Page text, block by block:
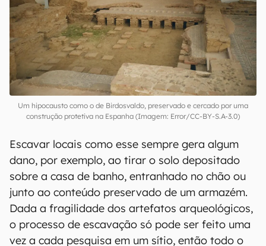
Um hipocausto como o de Birdosvaldo, preservado e cercado por uma
construção protetiva na Espanha (Imagem: Error/CC-BY-S.A-3.0)
Escavar locais como esse sempre gera algum
dano, por exemplo, ao tirar o solo depositado
sobre a casa de banho, entranhado no chão ou
junto ao conteúdo preservado de um armazém.
Dada a fragilidade dos artefatos arqueológicos,
o processo de escavação só pode ser feito uma
vez a cada pesquisa em um sítio, então todo o